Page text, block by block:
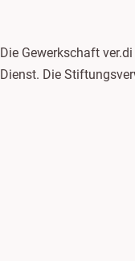
Die Gewerkschaft
Dienst. Die